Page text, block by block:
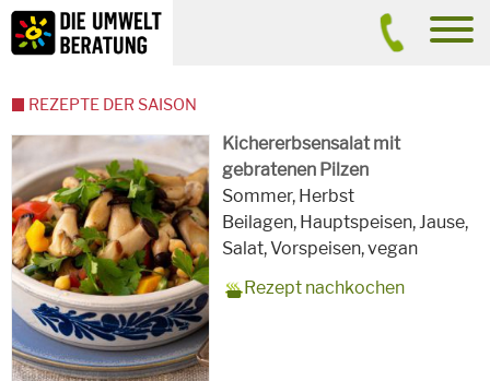
Inhalt
Suche
Kichererbsensalat mit
gebratenen Pilzen
Zubereitungszeit
20 Minuten ev. plus Kochzeit für
die Kichererbsen
Rezept
für
4
Saison
Sommer, Herbst
Schlagworte
Beilagen, Hauptspeisen, Jause,
Salat, Vorspeisen,vegan
Rezept nachkochen
REZEPTE DER SAISON